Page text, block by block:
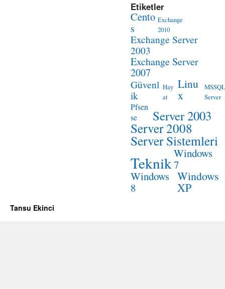
Etiketler
Cento
s
Exchange
2010
Exchange Server
2003
Exchange Server
2007
Güvenl
ik
Hay
at
Linu
x
MSSQL
Server
Pfsen
se
Server 2003
Server 2008
Server Sistemleri
TeknikWindows
7
Windows
8
Windows
XP
Tansu Ekinci